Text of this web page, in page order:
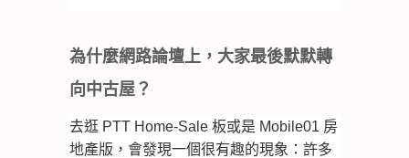
為什麼網路論壇上，大家最後默默轉
向中古屋？
去逛 PTT Home-Sale 板或是 Mobile01 房
地產版，會發現一個很有趣的現象：許多